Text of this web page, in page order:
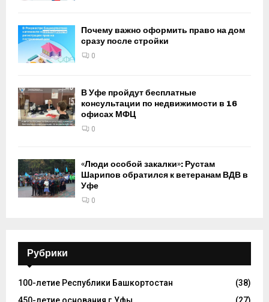
Почему важно оформить право на дом
сразу после стройки
0
В Уфе пройдут бесплатные
консультации по недвижимости в 16
офисах МФЦ
0
«Люди особой закалки»: Рустам
Шарипов обратился к ветеранам ВДВ в
Уфе
0
Рубрики
100-летие Республики Башкортостан
(38)